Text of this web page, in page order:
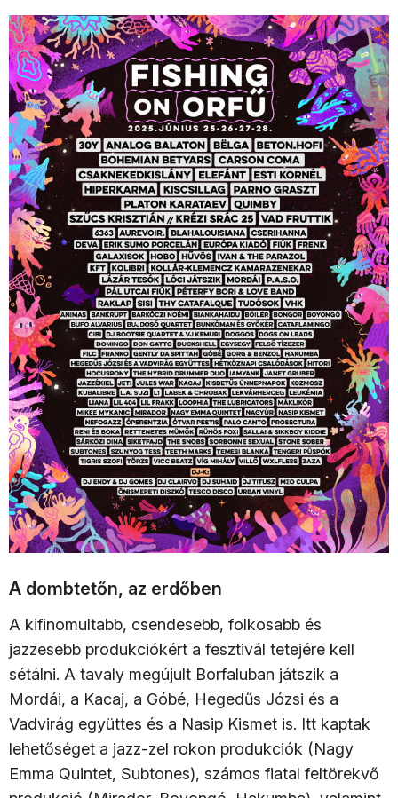
A dombtetőn, az erdőben
A kifinomultabb, csendesebb, folkosabb és
jazzesebb produkciókért a fesztivál tetejére kell
sétálni. A tavaly megújult Borfaluban játszik a
Mordái, a Kacaj, a Góbé, Hegedűs Józsi és a
Vadvirág együttes és a Nasip Kismet is. Itt kaptak
lehetőséget a jazz-zel rokon produkciók (Nagy
Emma Quintet, Subtones), számos fiatal feltörekvő